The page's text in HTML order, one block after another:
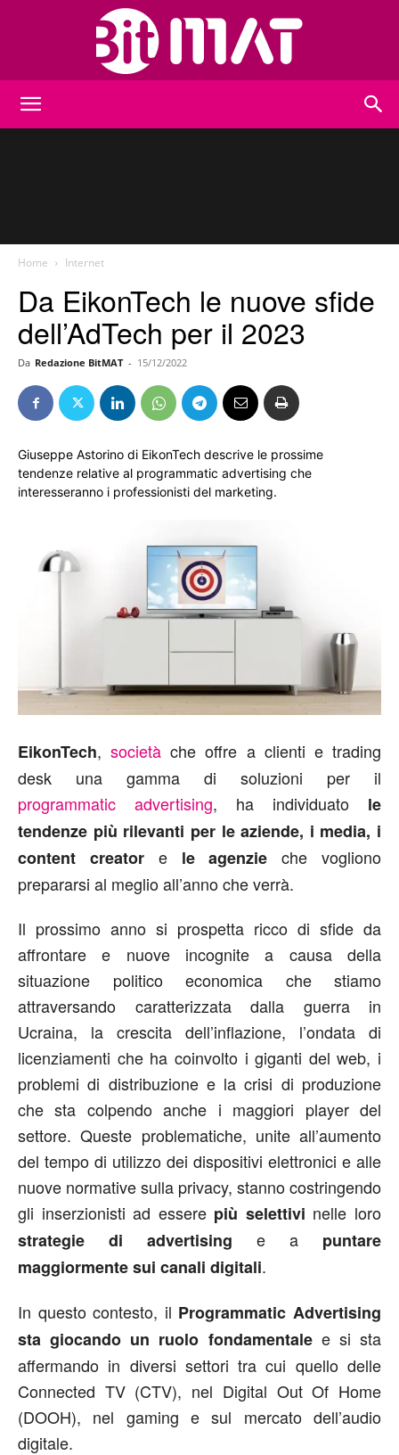
Home Internet
Da EikonTech le nuove sfide
dell’AdTech per il 2023
Da Redazione BitMAT - 15/12/2022
Giuseppe Astorino di EikonTech descrive le prossime
tendenze relative al programmatic advertising che
interesseranno i professionisti del marketing.
EikonTech,società che offre a clienti e trading
desk una gamma di soluzioni per il
programmatic advertising, ha individuato le
tendenze più rilevanti per le aziende, i media, i
content creator ele agenzieche vogliono
prepararsi al meglio all’anno che verrà.
Il prossimo anno si prospetta ricco di sfide da
affrontare e nuove incognite a causa della
situazione politico economica che stiamo
attraversando caratterizzata dalla guerra in
Ucraina, la crescita dell’inflazione, l’ondata di
licenziamenti che ha coinvolto i giganti del web, i
problemi di distribuzione e la crisi di produzione
che sta colpendo anche i maggiori player del
settore. Queste problematiche, unite all’aumento
del tempo di utilizzo dei dispositivi elettronici e alle
nuove normative sulla privacy, stanno costringendo
gli inserzionisti ad essere più selettivi nelle loro
strategie di advertising e a puntare
maggiormente sui canali digitali.
In questo contesto, il Programmatic Advertising
sta giocando un ruolo fondamentalee si sta
affermando in diversi settori tra cui quello delle
Connected TV (CTV), nel Digital Out Of Home
(DOOH), nel gaming e sul mercato dell’audio
digitale.